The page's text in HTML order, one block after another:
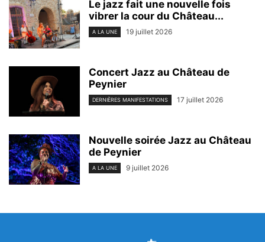
Le jazz fait une nouvelle fois
vibrer la cour du Château...
A LA UNE 19 juillet 2026
Concert Jazz au Château de
Peynier
DERNIÈRES MANIFESTATIONS 17 juillet 2026
Nouvelle soirée Jazz au Château
de Peynier
A LA UNE 9 juillet 2026